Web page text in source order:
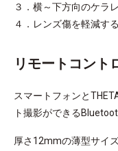
３．横～下方向のケラ
４．レンズ傷を軽減す
リモートコン
スマートフォンと
ト撮影ができる
厚さ12mmの薄型サイ